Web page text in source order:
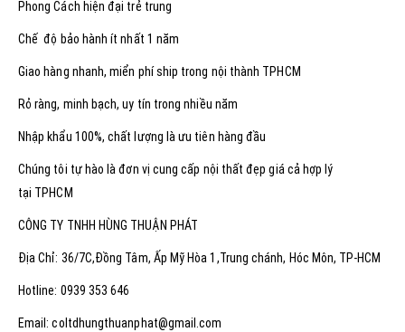
Phong Cách hiện đại trẻ trung
Chế độ bảo hành ít nhất 1 năm
Giao hàng nhanh, miển phí ship trong nội thành TPHCM
Rỏ ràng, minh bạch, uy tín trong nhiều năm
Nhập khẩu 100%, chất lượng là ưu tiên hàng đầu
Chúng tôi tự hào là đơn vị cung cấp nội thất đẹp giá cả hợp lý
tại TPHCM
CÔNG TY TNHH HÙNG THUẬN PHÁT
Địa Chỉ: 36/7C,Đồng Tâm, Ấp Mỹ Hòa 1,Trung chánh, Hóc Môn, TP-HCM
Hotline: 0939 353 646
Email: coltdhungthuanphat@gmail.com